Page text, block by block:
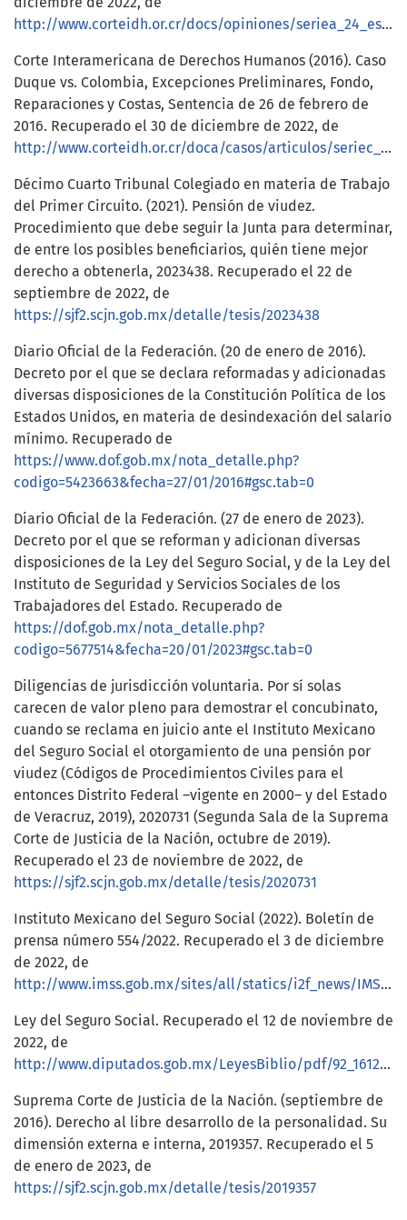
http://www.corteidh.or.cr/docs/opiniones/seriea_24_esp.pdf
Corte Interamericana de Derechos Humanos (2016). Caso
Duque vs. Colombia, Excepciones Preliminares, Fondo,
Reparaciones y Costas, Sentencia de 26 de febrero de
2016. Recuperado el 30 de diciembre de 2022, de
http://www.corteidh.or.cr/doca/casos/articulos/seriec_310_esp.pdf
Décimo Cuarto Tribunal Colegiado en materia de Trabajo
del Primer Circuito. (2021). Pensión de viudez.
Procedimiento que debe seguir la Junta para determinar,
de entre los posibles beneficiarios, quién tiene mejor
derecho a obtenerla, 2023438. Recuperado el 22 de
septiembre de 2022, de
https://sjf2.scjn.gob.mx/detalle/tesis/2023438
Diario Oficial de la Federación. (20 de enero de 2016).
Decreto por el que se declara reformadas y adicionadas
diversas disposiciones de la Constitución Política de los
Estados Unidos, en materia de desindexación del salario
mínimo. Recuperado de
https://www.dof.gob.mx/nota_detalle.php?
codigo=5423663&fecha=27/01/2016#gsc.tab=0
Diario Oficial de la Federación. (27 de enero de 2023).
Decreto por el que se reforman y adicionan diversas
disposiciones de la Ley del Seguro Social, y de la Ley del
Instituto de Seguridad y Servicios Sociales de los
Trabajadores del Estado. Recuperado de
https://dof.gob.mx/nota_detalle.php?
codigo=5677514&fecha=20/01/2023#gsc.tab=0
Diligencias de jurisdicción voluntaria. Por sí solas
carecen de valor pleno para demostrar el concubinato,
cuando se reclama en juicio ante el Instituto Mexicano
del Seguro Social el otorgamiento de una pensión por
viudez (Códigos de Procedimientos Civiles para el
entonces Distrito Federal –vigente en 2000– y del Estado
de Veracruz, 2019), 2020731 (Segunda Sala de la Suprema
Corte de Justicia de la Nación, octubre de 2019).
Recuperado el 23 de noviembre de 2022, de
https://sjf2.scjn.gob.mx/detalle/tesis/2020731
Instituto Mexicano del Seguro Social (2022). Boletín de
prensa número 554/2022. Recuperado el 3 de diciembre
de 2022, de
http://www.imss.gob.mx/sites/all/statics/i2f_news/IMSS%20BoleC3%ADn%20554.pdf
Ley del Seguro Social. Recuperado el 12 de noviembre de
2022, de
http://www.diputados.gob.mx/LeyesBiblio/pdf/92_161220.pdf
Suprema Corte de Justicia de la Nación. (septiembre de
2016). Derecho al libre desarrollo de la personalidad. Su
dimensión externa e interna, 2019357. Recuperado el 5
de enero de 2023, de
https://sjf2.scjn.gob.mx/detalle/tesis/2019357